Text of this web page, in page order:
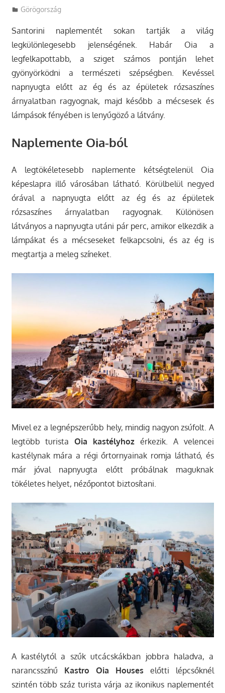
Utazasok.org
Görögország
Santorini naplementét sokan tartják a világ
legkülönlegesebb jelenségének. Habár Oia a
legfelkapottabb, a sziget számos pontján lehet
gyönyörködni a természeti szépségben. Kevéssel
napnyugta előtt az ég és az épületek rózsaszínes
árnyalatban ragyognak, majd később a mécsesek és
lámpások fényében is lenyűgöző a látvány.
Naplemente Oia-ból
A legtökéletesebb naplemente kétségtelenül Oia
képeslapra illő városában látható. Körülbelül negyed
órával a napnyugta előtt az ég és az épületek
rózsaszínes árnyalatban ragyognak. Különösen
látványos a napnyugta utáni pár perc, amikor elkezdik a
lámpákat és a mécseseket felkapcsolni, és az ég is
megtartja a meleg színeket.
Mivel ez a legnépszerűbb hely, mindig nagyon zsúfolt. A
legtöbb turistaOia kastélyhoz érkezik. A velencei
kastélynak mára a régi őrtornyainak romja látható, és
már jóval napnyugta előtt próbálnak maguknak
tökéletes helyet, nézőpontot biztosítani.
A kastélytól a szűk utcácskákban jobbra haladva, a
narancsszínű Kastro Oia Houses előtti lépcsőknél
szintén több száz turista várja az ikonikus naplementét